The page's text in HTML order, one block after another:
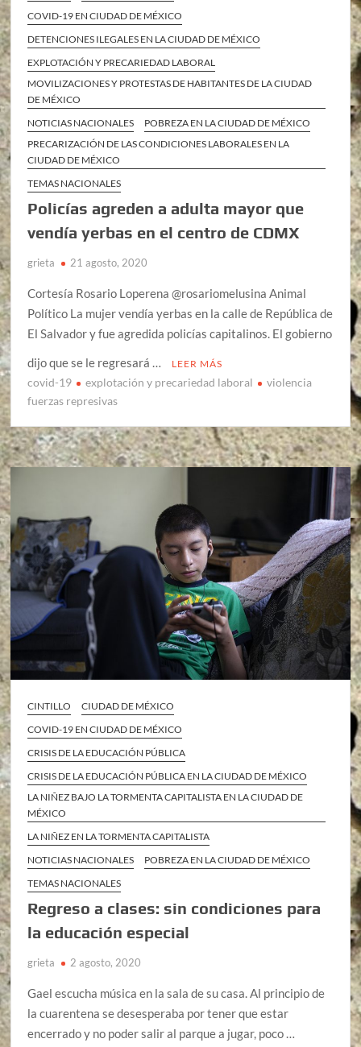
COVID-19 EN CIUDAD DE MÉXICO
DETENCIONES ILEGALES EN LA CIUDAD DE MÉXICO
EXPLOTACIÓN Y PRECARIEDAD LABORAL
MOVILIZACIONES Y PROTESTAS DE HABITANTES DE LA CIUDAD
DE MÉXICO
NOTICIAS NACIONALES
POBREZA EN LA CIUDAD DE MÉXICO
PRECARIZACIÓN DE LAS CONDICIONES LABORALES EN LA
CIUDAD DE MÉXICO
TEMAS NACIONALES
Policías agreden a adulta mayor que
vendía yerbas en el centro de CDMX
grieta 21 agosto, 2020
Cortesía Rosario Loperena @rosariomelusina Animal
Político La mujer vendía yerbas en la calle de República de
El Salvador y fue agredida policías capitalinos. El gobierno
dijo que se le regresará …
LEER MÁS
covid-19 explotación y precariedad laboral
violencia
fuerzas represivas
CINTILLO
CIUDAD DE MÉXICO
COVID-19 EN CIUDAD DE MÉXICO
CRISIS DE LA EDUCACIÓN PÚBLICA
CRISIS DE LA EDUCACIÓN PÚBLICA EN LA CIUDAD DE MÉXICO
LA NIÑEZ BAJO LA TORMENTA CAPITALISTA EN LA CIUDAD DE
MÉXICO
LA NIÑEZ EN LA TORMENTA CAPITALISTA
NOTICIAS NACIONALES
POBREZA EN LA CIUDAD DE MÉXICO
TEMAS NACIONALES
Regreso a clases: sin condiciones para
la educación especial
grieta 2 agosto, 2020
Gael escucha música en la sala de su casa. Al principio de
la cuarentena se desesperaba por tener que estar
encerrado y no poder salir al parque a jugar, poco …